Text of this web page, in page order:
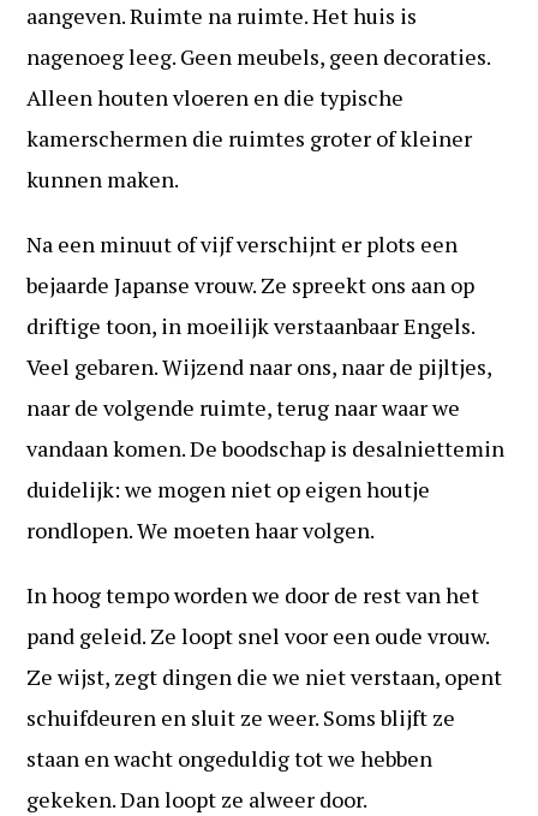
aangeven. Ruimte na ruimte. Het huis is
nagenoeg leeg. Geen meubels, geen decoraties.
Alleen houten vloeren en die typische
kamerschermen die ruimtes groter of kleiner
kunnen maken.
Na een minuut of vijf verschijnt er plots een
bejaarde Japanse vrouw. Ze spreekt ons aan op
driftige toon, in moeilijk verstaanbaar Engels.
Veel gebaren. Wijzend naar ons, naar de pijltjes,
naar de volgende ruimte, terug naar waar we
vandaan komen. De boodschap is desalniettemin
duidelijk: we mogen niet op eigen houtje
rondlopen. We moeten haar volgen.
In hoog tempo worden we door de rest van het
pand geleid. Ze loopt snel voor een oude vrouw.
Ze wijst, zegt dingen die we niet verstaan, opent
schuifdeuren en sluit ze weer. Soms blijft ze
staan en wacht ongeduldig tot we hebben
gekeken. Dan loopt ze alweer door.